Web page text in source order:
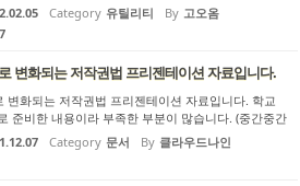
Category 유틸리티 By 고오옴
변화되는 저작권법 프리젠테이션 자료입니다.
변화되는 저작권법 프리젠테이션 자료입니다. 학교
준비한 내용이라 부족한 부분이 많습니다. (중간중간
대로 싣은 부분은 실제 발표에서 사용하는 부분은
개정된 저작권법의 내용을 회원분들과 공유하고 싶어
Category 문서 By 클라우드나인